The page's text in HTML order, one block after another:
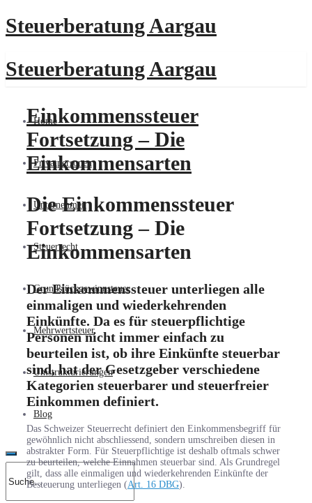
Steuerberatung Aargau
Steuerberatung Aargau
Home
Privatpersonen
Unternehmen
Steuerrecht
Grundstückgewinnsteuer
Mehrwertsteuer
Umstrukturierungen
Blog
Einkommenssteuer
Fortsetzung – Die
Einkommensarten
Die Einkommenssteuer
Fortsetzung – Die
Einkommensarten
Der Einkommenssteuer unterliegen alle
einmaligen und wiederkehrenden
Einkünfte. Da es für steuerpflichtige
Personen nicht immer einfach zu
beurteilen ist, ob ihre Einkünfte steuerbar
sind, hat der Gesetzgeber verschiedene
Kategorien steuerbarer und steuerfreier
Einkommen definiert.
Das Schweizer Steuerrecht definiert den Einkommensbegriff für
gewöhnlich nicht abschliessend, sondern umschreiben diesen in
abstrakter Form. Für Steuerpflichtige ist deshalb oftmals schwer
zu beurteilen, welche Einnahmen steuerbar sind. Als Grundregel
gilt, dass alle einmaligen und wiederkehrenden Einkünfte der
Besteuerung unterliegen (Art. 16 DBG).